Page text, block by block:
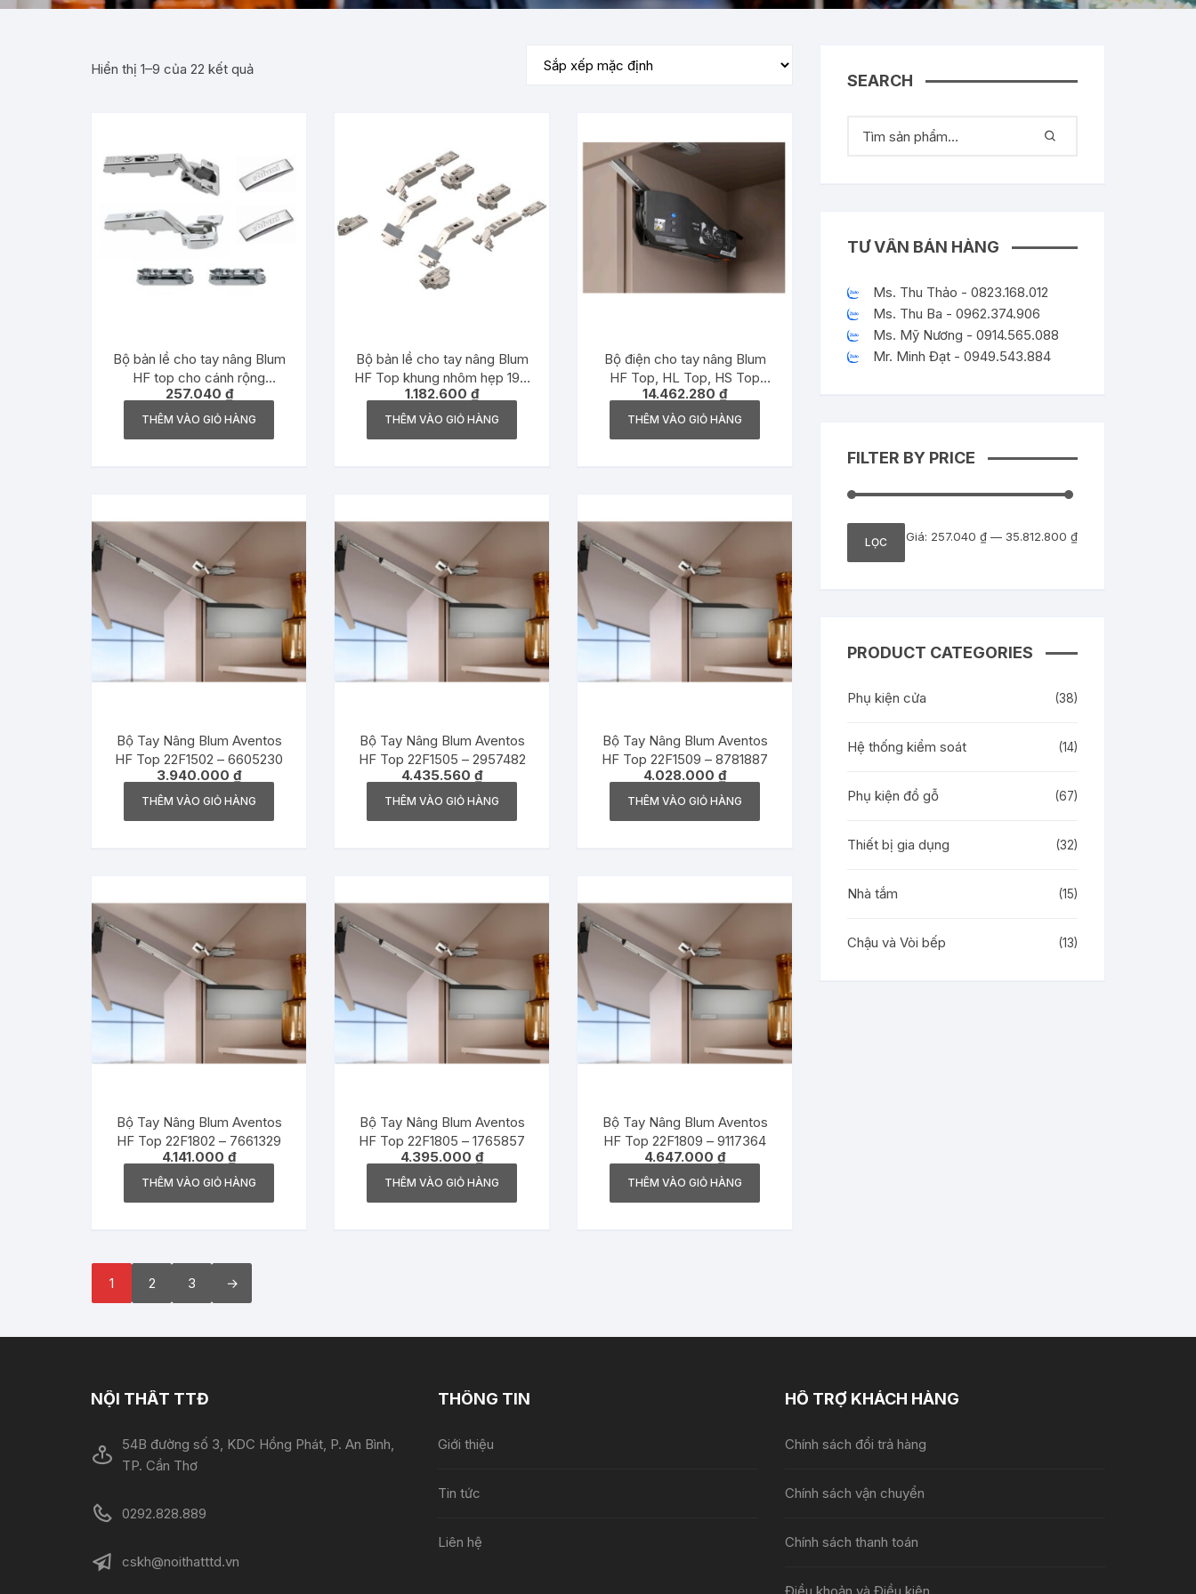
Hiển thị 1–9 của 22 kết quả
Bộ bản lề cho tay nâng Blum
HF top cho cánh rộng
>1.200mm 78Z5500T32 –
7292028
257.040 ₫
THÊM VÀO GIỎ HÀNG
Bộ bản lề cho tay nâng Blum
HF Top khung nhôm hẹp 19 –
21mm 78Z550AT11 – 8923153
1.182.600 ₫
THÊM VÀO GIỎ HÀNG
Bộ điện cho tay nâng Blum
HF Top, HL Top, HS Top
23.A008 – 1518759
14.462.280 ₫
THÊM VÀO GIỎ HÀNG
Bộ Tay Nâng Blum Aventos
HF Top 22F1502 – 6605230
3.940.000 ₫
THÊM VÀO GIỎ HÀNG
Bộ Tay Nâng Blum Aventos
HF Top 22F1505 – 2957482
4.435.560 ₫
THÊM VÀO GIỎ HÀNG
Bộ Tay Nâng Blum Aventos
HF Top 22F1509 – 8781887
4.028.000 ₫
THÊM VÀO GIỎ HÀNG
Bộ Tay Nâng Blum Aventos
HF Top 22F1802 – 7661329
4.141.000 ₫
THÊM VÀO GIỎ HÀNG
Bộ Tay Nâng Blum Aventos
HF Top 22F1805 – 1765857
4.395.000 ₫
THÊM VÀO GIỎ HÀNG
Bộ Tay Nâng Blum Aventos
HF Top 22F1809 – 9117364
4.647.000 ₫
THÊM VÀO GIỎ HÀNG
1 2 3 →
SEARCH
TƯ VẤN BÁN HÀNG
Ms. Thu Thảo - 0823.168.012
Ms. Thu Ba - 0962.374.906
Ms. Mỹ Nương - 0914.565.088
Mr. Minh Đạt - 0949.543.884
FILTER BY PRICE
Giá
Giá
LỌC Giá: 257.040 ₫ — 35.812.800 ₫
PRODUCT CATEGORIES
Phụ kiện cửa (38)
Hệ thống kiểm soát (14)
Phụ kiện đồ gỗ (67)
Thiết bị gia dụng (32)
Nhà tắm (15)
Chậu và Vòi bếp (13)
NỘI THẤT TTĐ
54B đường số 3, KDC Hồng Phát, P. An Bình,
TP. Cần Thơ
0292.828.889
cskh@noithatttd.vn
THÔNG TIN
Giới thiệu
Tin tức
Liên hệ
HỖ TRỢ KHÁCH HÀNG
Chính sách đổi trả hàng
Chính sách vận chuyển
Chính sách thanh toán